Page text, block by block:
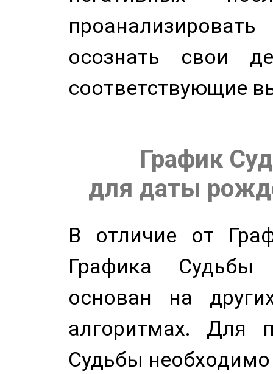
осознать свои
соответствующие
График
для даты
В отличие от
Графика
основан на
алгоритмах. Для
Судьбы